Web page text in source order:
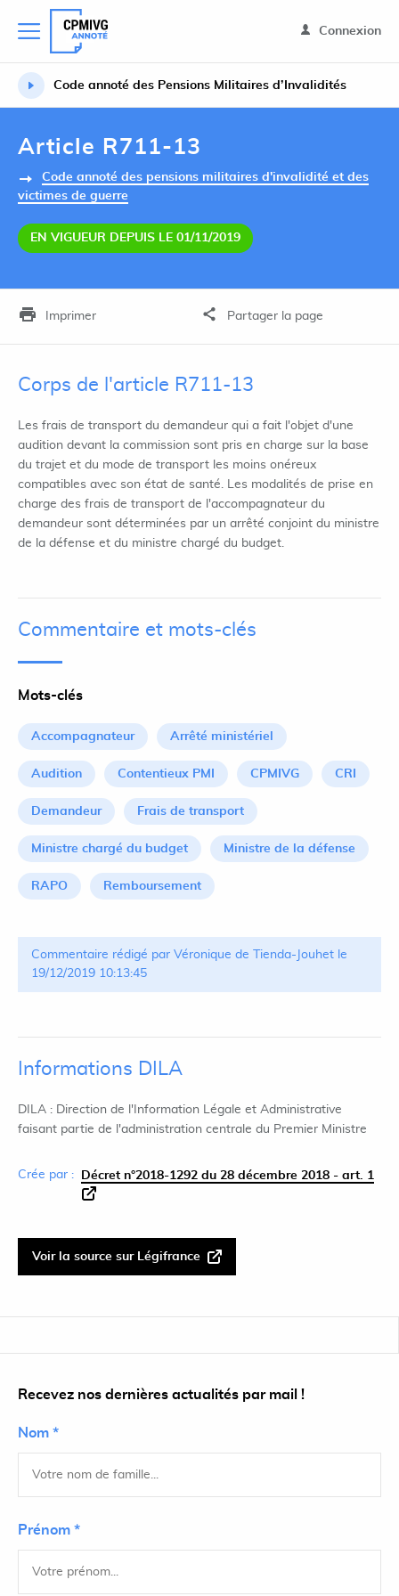
Connexion
Code annoté des Pensions Militaires d’Invalidités
Article R711-13
Code annoté des pensions militaires d'invalidité et des
victimes de guerre
EN VIGUEUR DEPUIS LE 01/11/2019
Imprimer Partager la page
Corps de l'article R711-13
Les frais de transport du demandeur qui a fait l'objet d'une
audition devant la commission sont pris en charge sur la base
du trajet et du mode de transport les moins onéreux
compatibles avec son état de santé. Les modalités de prise en
charge des frais de transport de l'accompagnateur du
demandeur sont déterminées par un arrêté conjoint du ministre
de la défense et du ministre chargé du budget.
Commentaire et mots-clés
Mots-clés
Accompagnateur Arrêté ministériel
Audition Contentieux PMI CPMIVG CRI
Demandeur Frais de transport
Ministre chargé du budget Ministre de la défense
RAPO Remboursement
Commentaire rédigé par Véronique de Tienda-Jouhet le
19/12/2019 10:13:45
Informations DILA
DILA : Direction de l'Information Légale et Administrative
faisant partie de l'administration centrale du Premier Ministre
Crée par : Décret n°2018-1292 du 28 décembre 2018 - art. 1
Voir la source sur Légifrance
Recevez nos dernières actualités par mail !
Nom *
Prénom *